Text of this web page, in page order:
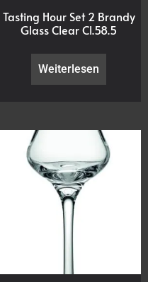
Tasting Hour Set 2 Brandy
Glass Clear Cl.58.5
Weiterlesen